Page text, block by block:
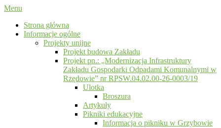
Menu
Strona główna
Informacje ogólne
Projekty unijne
Projekt budowa Zakładu
Projekt pn.: „Modernizacja Infrastruktury
Zakładu Gospodarki Odpadami Komunalnymi w
Rzędowie” nr RPSW.04.02.00-26-0003/19
Ulotka
Broszura
Artykuły
Pikniki edukacyjne
Informacja o pikniku w Grzybowie